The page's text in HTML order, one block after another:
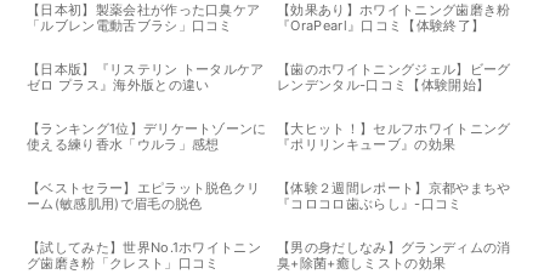
【日本初】製薬会社が作った口臭ケア
「ルブレン電動舌ブラシ」口コミ
【効果あり】ホワイトニング歯磨き粉
『OraPearl』口コミ【体験終了】
【日本版】『リステリン トータルケア
ゼロ プラス』海外版との違い
【歯のホワイトニングジェル】ビーグ
レンデンタル-口コミ【体験開始】
【ランキング1位】デリケートゾーンに
使える練り香水「ウルラ」感想
【大ヒット！】セルフホワイトニング
『ポリリンキューブ』の効果
【ベストセラー】エピラット脱色クリ
ーム(敏感肌用)で眉毛の脱色
【体験２週間レポート】京都やまちや
『コロコロ歯ぶらし』-口コミ
【試してみた】世界No.1ホワイトニン
グ歯磨き粉「クレスト」口コミ
【男の身だしなみ】グランディムの消
臭+除菌+癒しミストの効果